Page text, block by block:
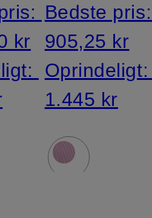
kr
Bedste
905,25 kr
1.445 kr